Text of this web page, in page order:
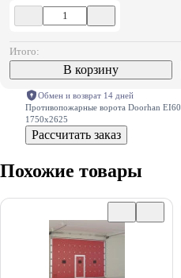
Итого:
В корзину
Обмен и возврат 14 дней
Противопожарные ворота Doorhan EI60
1750х2625
Рассчитать заказ
Похожие товары